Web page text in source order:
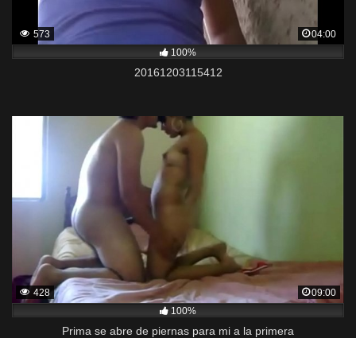
573
04:00
100%
20161203115412
428
09:00
100%
Prima se abre de piernas para mi a la primera